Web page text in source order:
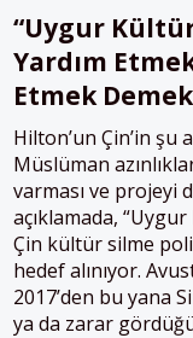
“Uygur K
Yardım E
Etmek D
Hilton’un Çin’in
Müslüman
varması ve projeyi
açıklamada,
Çin kültür silme
hedef alınıyor.
2017’den bu yana
ya da zarar